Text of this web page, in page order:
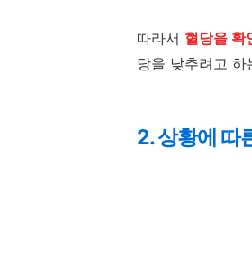
따라서 혈당을 확
당을 낮추려고 하
2. 상황에 따